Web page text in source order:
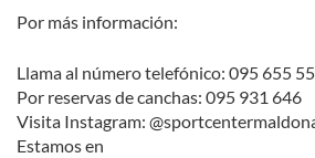
Por más información:
Llama al número telefónico: 095 655
Por reservas de canchas: 095 931 646
Visita Instagram:
Estamos en